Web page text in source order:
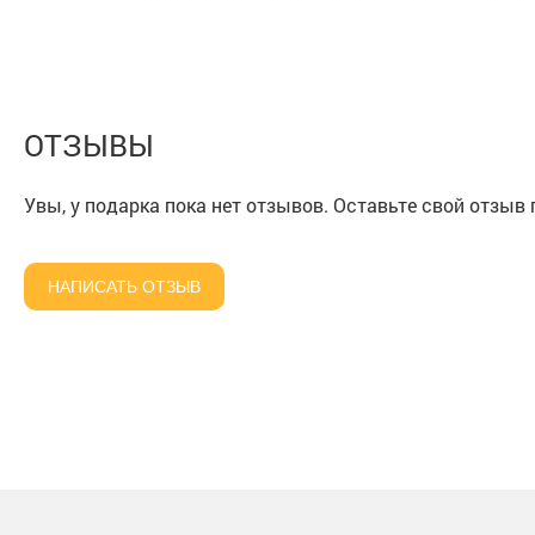
ОТЗЫВЫ
Увы, у подарка пока нет отзывов. Оставьте свой
НАПИСАТЬ ОТЗЫВ